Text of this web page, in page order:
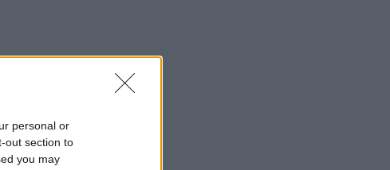
personal or
out section to
you may